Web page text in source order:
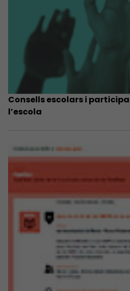
Consells escolars i
l’escola